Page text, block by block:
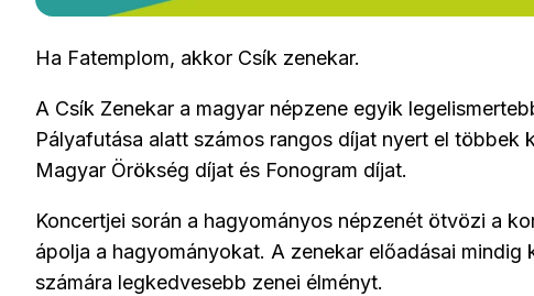
Ha Fatemplom, akkor Csík zenekar.
A Csík Zenekar a magyar népzene egyik
Pályafutása alatt számos rangos díjat nyert el többek
Magyar Örökség díjat és Fonogram díjat.
Koncertjei során a hagyományos népzenét ötvözi a
ápolja a hagyományokat. A zenekar előadásai mindig
számára legkedvesebb zenei élményt.